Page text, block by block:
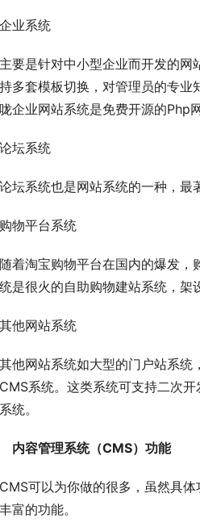
企业系统
主要是针对中小型企业而开发的
持多套模板切换，对管理员的专业
咙企业网站系统是免费开源的Php
论坛系统
论坛系统也是网站系统的一种，最
购物平台系统
随着淘宝购物平台在国内的爆发
统是很火的自助购物建站系统，架
其他网站系统
其他网站系统如大型的门户站系统
CMS系统。这类系统可支持二次
系统。
内容管理系统（CMS）功能
CMS可以为你做的很多，虽然具
丰富的功能。